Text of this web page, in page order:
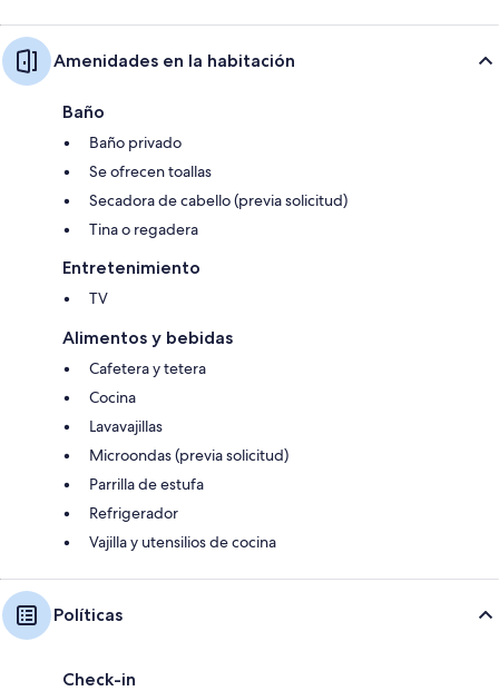
Amenidades en la habitación
Baño
Baño privado
Se ofrecen toallas
Secadora de cabello (previa solicitud)
Tina o regadera
Entretenimiento
TV
Alimentos y bebidas
Cafetera y tetera
Cocina
Lavavajillas
Microondas (previa solicitud)
Parrilla de estufa
Refrigerador
Vajilla y utensilios de cocina
Políticas
Check-in